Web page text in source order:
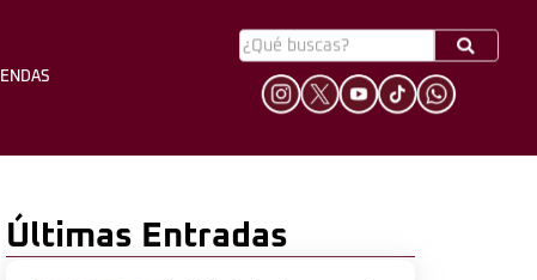
HINCHADA
Últimas Entradas